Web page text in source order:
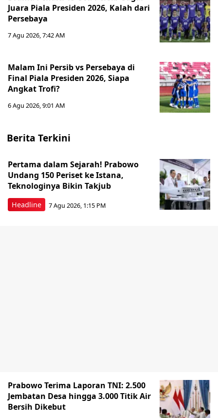
Juara Piala Presiden 2026, Kalah dari
Persebaya
7 Agu 2026, 7:42 AM
Malam Ini Persib vs Persebaya di
Final Piala Presiden 2026, Siapa
Angkat Trofi?
6 Agu 2026, 9:01 AM
Berita Terkini
Headline
Pertama dalam Sejarah! Prabowo
Undang 150 Periset ke Istana,
Teknologinya Bikin Takjub
7 Agu 2026, 1:15 PM
Prabowo Terima Laporan TNI: 2.500
Jembatan Desa hingga 3.000 Titik Air
Bersih Dikebut